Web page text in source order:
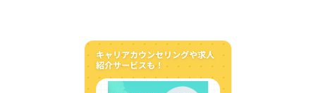
キャリアカウンセリングや求人
紹介サービスも！